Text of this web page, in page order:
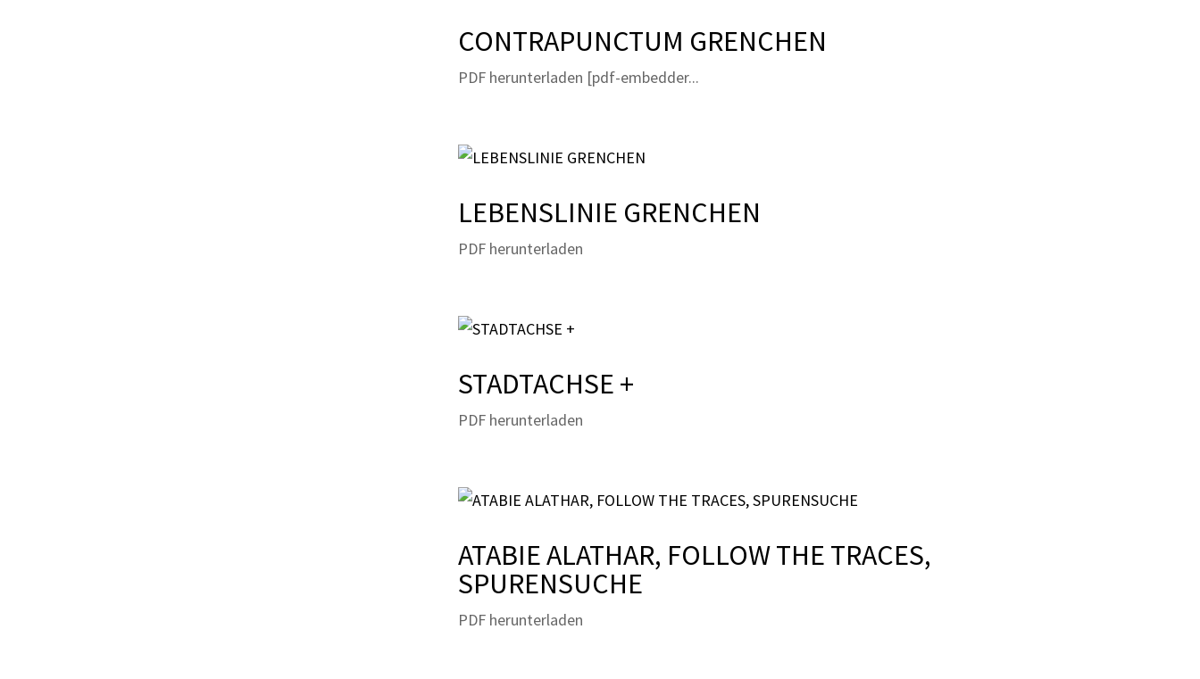
CONTRAPUNCTUM GRENCHEN
PDF herunterladen [pdf-embedder...
LEBENSLINIE GRENCHEN
PDF herunterladen
STADTACHSE +
PDF herunterladen
ATABIE ALATHAR, FOLLOW THE TRACES,
SPURENSUCHE
PDF herunterladen